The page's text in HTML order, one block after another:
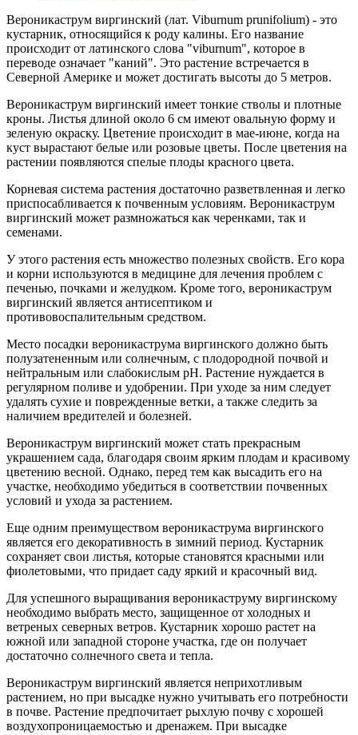
Вероникаструм виргинский (лат. Viburnum prunifolium) - это
кустарник, относящийся к роду калины. Его название
происходит от латинского слова "viburnum", которое в
переводе означает "каний". Это растение встречается в
Северной Америке и может достигать высоты до 5 метров.
Вероникаструм виргинский имеет тонкие стволы и плотные
кроны. Листья длиной около 6 см имеют овальную форму и
зеленую окраску. Цветение происходит в мае-июне, когда на
куст вырастают белые или розовые цветы. После цветения на
растении появляются спелые плоды красного цвета.
Корневая система растения достаточно разветвленная и легко
приспосабливается к почвенным условиям. Вероникаструм
виргинский может размножаться как черенками, так и
семенами.
У этого растения есть множество полезных свойств. Его кора
и корни используются в медицине для лечения проблем с
печенью, почками и желудком. Кроме того, вероникаструм
виргинский является антисептиком и
противовоспалительным средством.
Место посадки вероникаструма виргинского должно быть
полузатененным или солнечным, с плодородной почвой и
нейтральным или слабокислым pH. Растение нуждается в
регулярном поливе и удобрении. При уходе за ним следует
удалять сухие и поврежденные ветки, а также следить за
наличием вредителей и болезней.
Вероникаструм виргинский может стать прекрасным
украшением сада, благодаря своим ярким плодам и красивому
цветению весной. Однако, перед тем как высадить его на
участке, необходимо убедиться в соответствии почвенных
условий и ухода за растением.
Еще одним преимуществом вероникаструма виргинского
является его декоративность в зимний период. Кустарник
сохраняет свои листья, которые становятся красными или
фиолетовыми, что придает саду яркий и красочный вид.
Для успешного выращивания вероникаструму виргинскому
необходимо выбрать место, защищенное от холодных и
ветреных северных ветров. Кустарник хорошо растет на
южной или западной стороне участка, где он получает
достаточно солнечного света и тепла.
Вероникаструм виргинский является неприхотливым
растением, но при высадке нужно учитывать его потребности
в почве. Растение предпочитает рыхлую почву с хорошей
воздухопроницаемостью и дренажем. При высадке